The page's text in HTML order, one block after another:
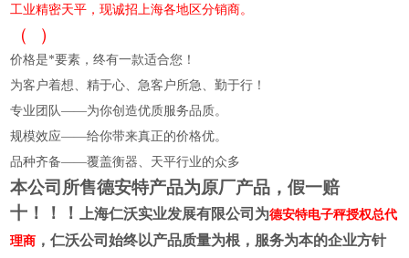
工业精密天平，现诚招上海各地区分销商。
（ ）
价格是*要素，终有一款适合您！
为客户着想、精于心、急客户所急、勤于行！
专业团队——为你创造优质服务品质。
规模效应——给你带来真正的价格优。
品种齐备——覆盖衡器、天平行业的众多
本公司所售德安特产品为原厂产品，假一赔
十！！！
上海仁沃实业发展有限公司为德安特电子秤授权总代
理商 ，仁沃公司始终以产品质量为根，服务为本的企业方针